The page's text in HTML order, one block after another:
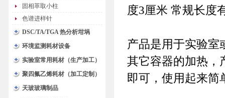
固相萃取小柱
色谱进样针
DSC/TA/TGA 热分析坩埚
环境监测耗材设备
实验室常用耗材（生产加工）
聚四氟乙烯耗材（加工定制）
天玻玻璃制品
度3厘米 常规长度
产品是用于实验室
其它容器的加热，
即可，使用起来简